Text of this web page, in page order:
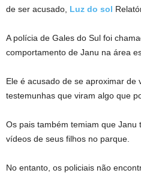
de ser acusado, Luz do sol
A polícia de Gales do Sul foi
comportamento de Janu na área
Ele é acusado de se aproximar de
testemunhas que viram algo que
Os pais também temiam que Janu
vídeos de seus filhos no parque.
No entanto, os policiais não